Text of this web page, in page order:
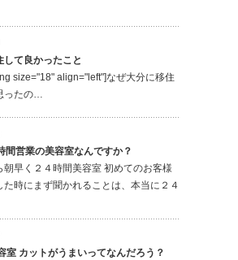
して良かったこと
size="18" align="left"]なぜ大分に移住
ったの…
間営業の美容室なんですか？
朝早く２４時間美容室 初めてのお客様
た時にまず聞かれることは、本当に２４
室 カットがうまいってなんだろう？